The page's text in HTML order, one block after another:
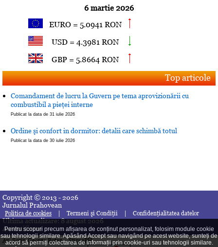
6 martie 2026
EURO = 5.0941 RON
USD = 4.3981 RON
GBP = 5.8664 RON
Top articole
Comandament de lucru la Guvern pe tema aprovizionării cu
combustibil a pieţei interne
Publicat la data de 31 iulie 2026
Ordine şi confort in dormitor: detalii care schimbă totul
Publicat la data de 30 iulie 2026
Copyright © 2013 - 2026
Jurnalul Prahovean
Politica de cookies | Termeni şi Condiţii | Confidenţialitatea datelor
Ultima actualizare: 8 august 2026
Autentificare
Av. Sorin George Botez StireaPH
Pentru scopuri precum afișarea de conținut personalizat, folosim module cookie
sau tehnologii similare. Apăsând Accept sau navigând pe acest website, sunteți de
acord să permiți colectarea de informații prin cookie-uri sau tehnologii similare.